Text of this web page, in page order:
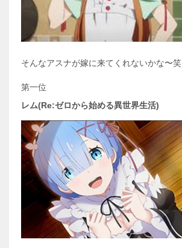
そんなアスナが嫁に来てくれないかな〜笑
第一位
レム(Re:ゼロから始める異世界生活)